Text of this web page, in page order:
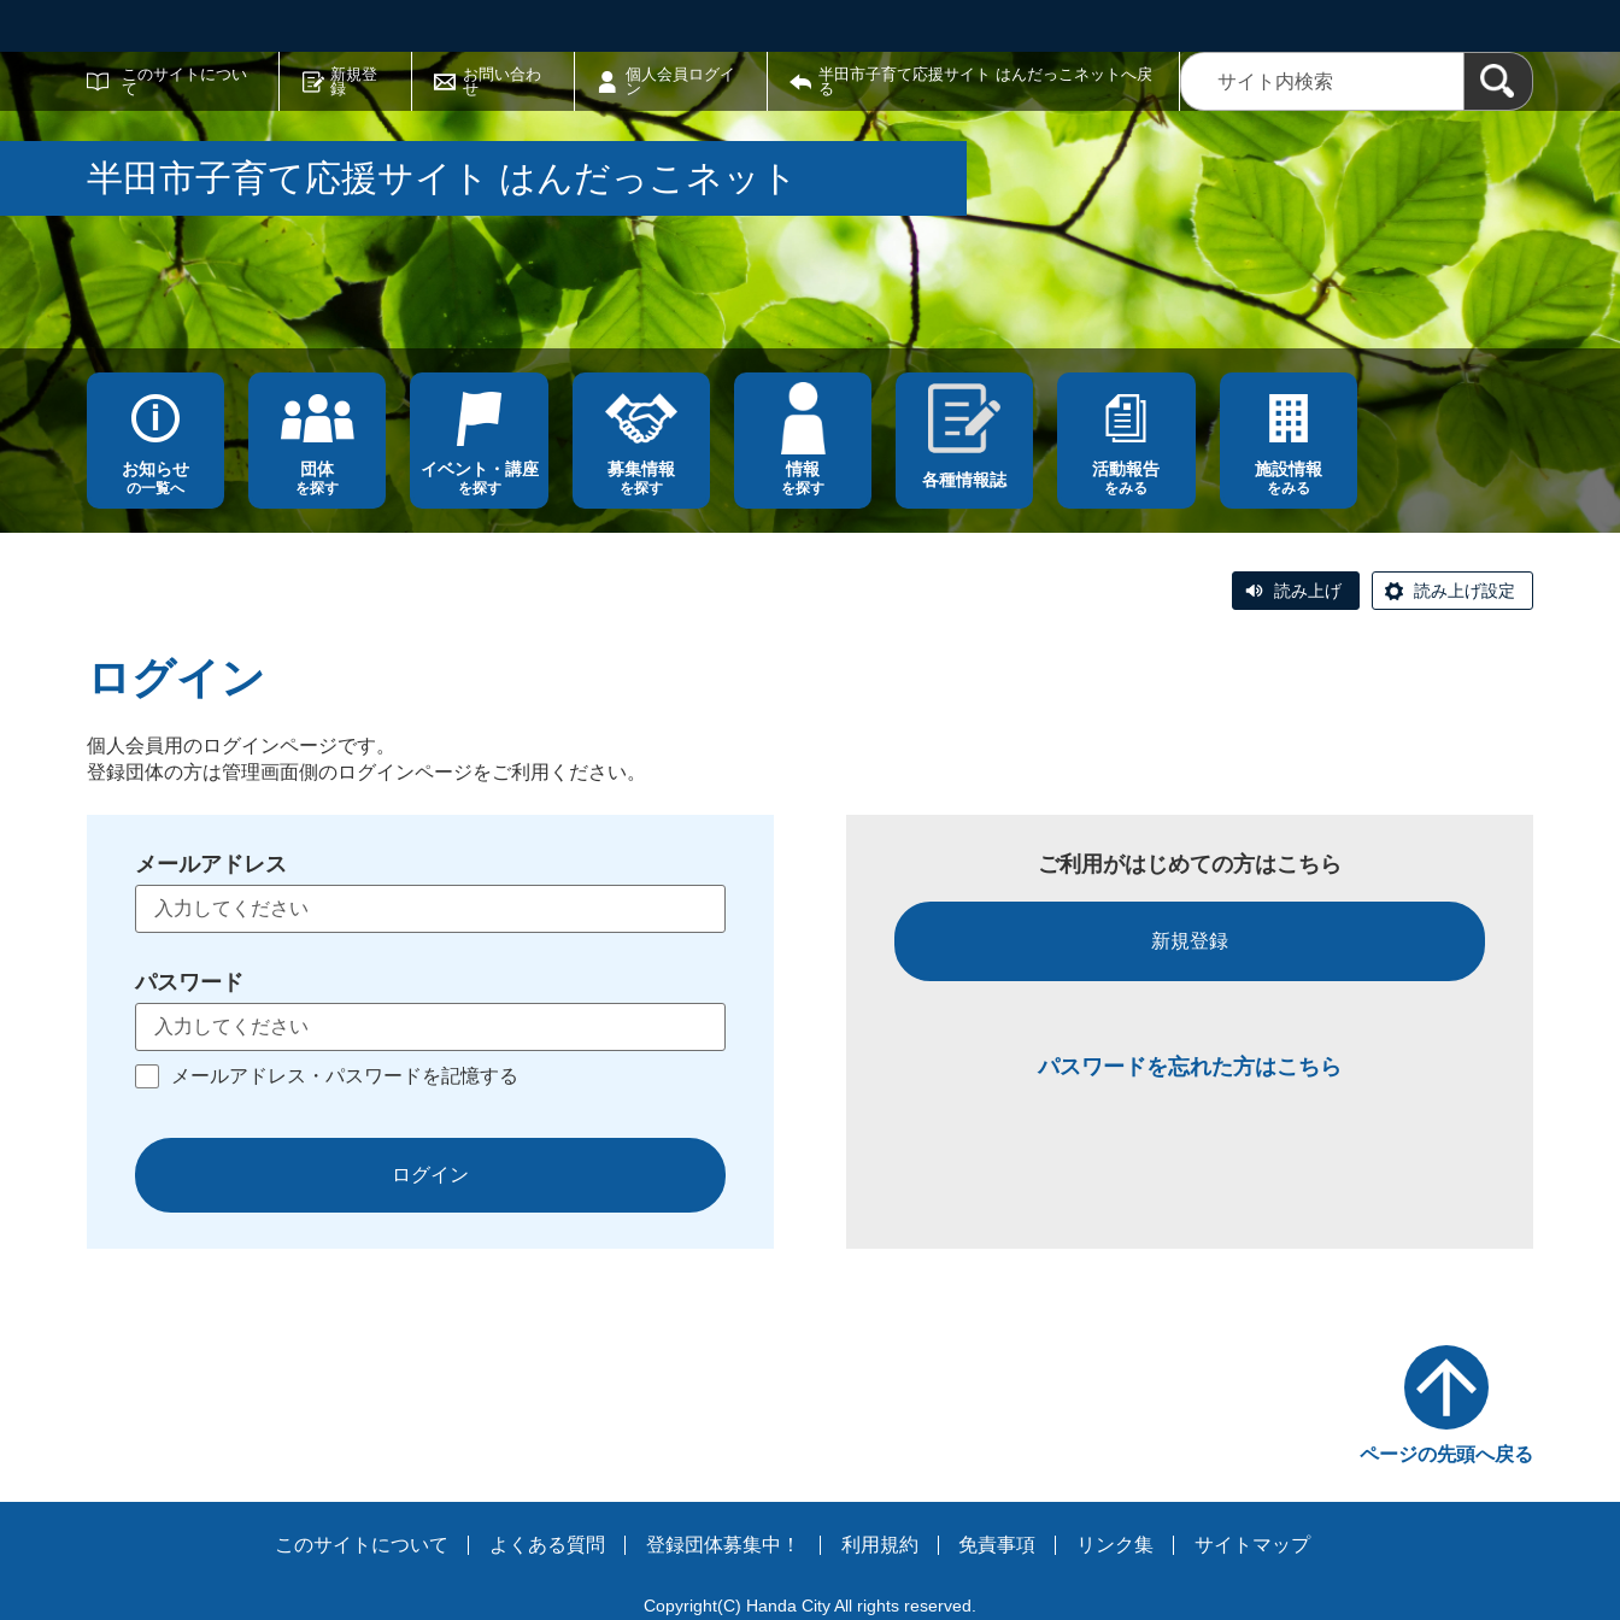
このサイトについ
て
新規登
録
お問い合わ
せ
個人会員ログイ
ン
半田市子育て応援サイト はんだっこネットへ戻
る
サイト内検索
半田市子育て応援サイト はんだっこネット
お知らせ
の一覧へ
団体
を探す
イベント・講座
を探す
募集情報
を探す
情報
を探す 各種情報誌
活動報告
をみる
施設情報
をみる
読み上げ 読み上げ設定
ログイン
個人会員用のログインページです。
登録団体の方は管理画面側のログインページをご利用ください。
メールアドレス
パスワード
メールアドレス・パスワードを記憶する
ログイン
ご利用がはじめての方はこちら
新規登録
パスワードを忘れた方はこちら
ページの先頭へ戻る
このサイトについて よくある質問 登録団体募集中！ 利用規約 免責事項 リンク集 サイトマップ
Copyright(C) Handa City All rights reserved.